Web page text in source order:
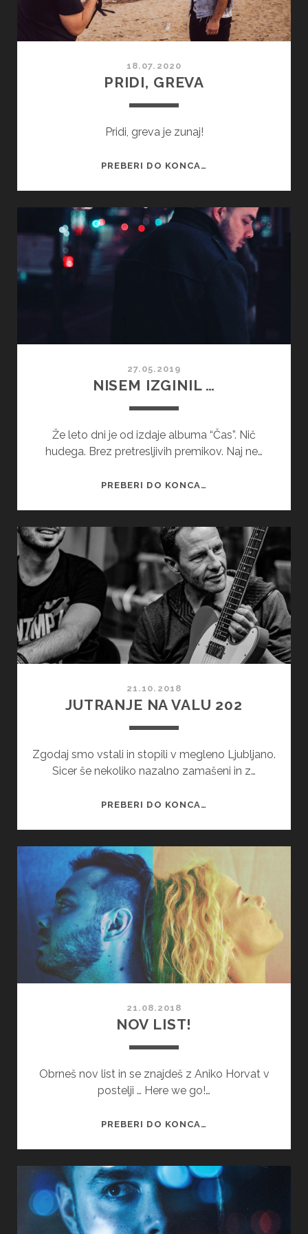
18.07.2020
PRIDI, GREVA
Pridi, greva je zunaj!
PREBERI DO KONCA…
27.05.2019
NISEM IZGINIL …
Že leto dni je od izdaje albuma “Čas”. Nič
hudega. Brez pretresljivih premikov. Naj ne…
PREBERI DO KONCA…
21.10.2018
JUTRANJE NA VALU 202
Zgodaj smo vstali in stopili v megleno Ljubljano.
Sicer še nekoliko nazalno zamašeni in z…
PREBERI DO KONCA…
21.08.2018
NOV LIST!
Obrneš nov list in se znajdeš z Aniko Horvat v
postelji … Here we go!…
PREBERI DO KONCA…